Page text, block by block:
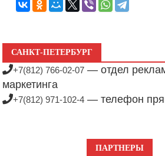
САНКТ-ПЕТЕРБУРГ
+7(812) 766-02-07 — отдел
маркетинга
+7(812) 971-102-4 — телефон
ПАРТНЕРЫ